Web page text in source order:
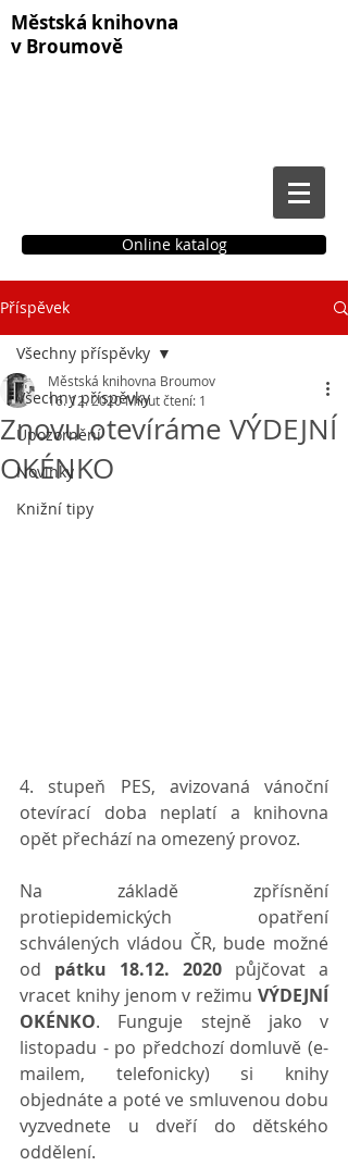
Městská knihovna
v Broumově
Online katalog
Příspěvek
Všechny příspěvky
Upozornění
Novinky
Knižní tipy
Všechny příspěvky
Znovu otevíráme VÝDEJNÍ
OKÉNKO
Městská knihovna Broumov
16. 12. 2020Minut čtení: 1
4. stupeň PES, avizovaná vánoční
otevírací doba neplatí a knihovna
opět přechází na omezený provoz.
Na základě zpřísnění
protiepidemických opatření
schválených vládou ČR, bude možné
od
pátku 18.12. 2020 půjčovat a
vracet knihy jenom v režimu VÝDEJNÍ
OKÉNKO. Funguje stejně jako v
listopadu - po předchozí domluvě (e-
mailem, telefonicky) si knihy
objednáte a poté ve smluvenou dobu
vyzvednete u dveří do dětského
oddělení.